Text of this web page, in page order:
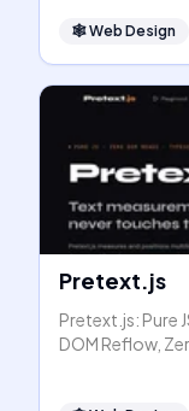
🕸Web Design
Pretext.js
Pretext.js: Pure
DOM Reflow,